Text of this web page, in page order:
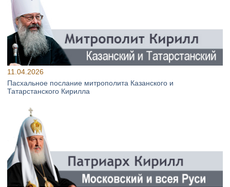
11.04.2026
Пасхальное послание митрополита Казанского и
Татарстанского Кирилла